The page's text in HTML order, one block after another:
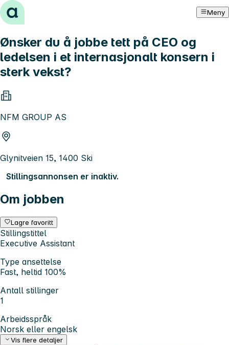
Hopp til innhold Meny
Ønsker du å jobbe tett på CEO og
ledelsen i et internasjonalt konsern i
sterk vekst?
NFM GROUP AS
Glynitveien 15, 1400 Ski
Stillingsannonsen er inaktiv.
Om jobben
Lagre favoritt
Stillingstittel
Executive Assistant
Type ansettelse
Fast, heltid 100%
Antall stillinger
1
Arbeidsspråk
Norsk eller engelsk
Vis flere detaljer